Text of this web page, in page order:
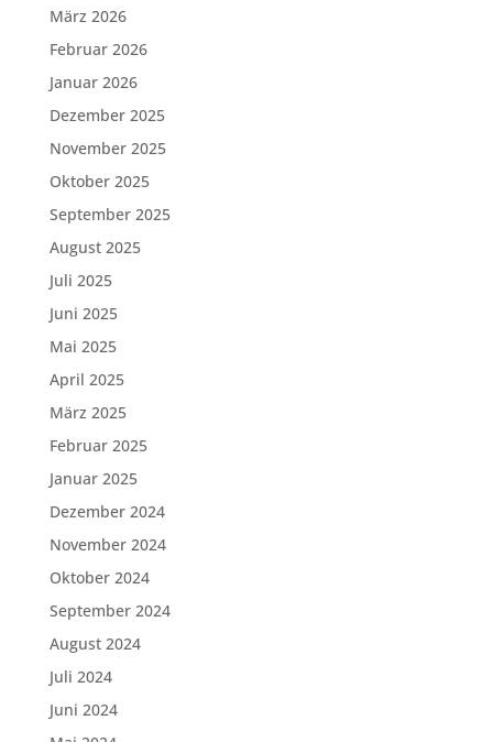
März 2026
Februar 2026
Januar 2026
Dezember 2025
November 2025
Oktober 2025
September 2025
August 2025
Juli 2025
Juni 2025
Mai 2025
April 2025
März 2025
Februar 2025
Januar 2025
Dezember 2024
November 2024
Oktober 2024
September 2024
August 2024
Juli 2024
Juni 2024